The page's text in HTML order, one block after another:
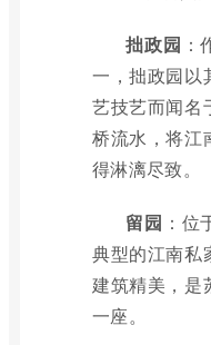
拙政园
一，拙政园以
艺技艺而闻名
桥流水，将江
得淋漓尽致。
留园 ：
典型的江南私
建筑精美，是
一座。